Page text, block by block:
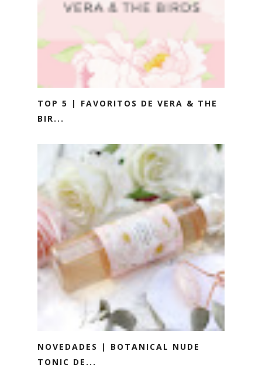
TOP 5 | FAVORITOS DE VERA & THE
BIR...
NOVEDADES | BOTANICAL NUDE
TONIC DE...